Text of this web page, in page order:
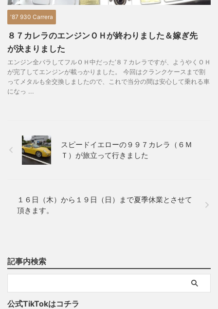
'87 930 Carrera
８７カレラのエンジンＯＨが終わりました＆嫁ぎ先
が決まりました
エンジン全バラしてフルＯＨ中だった’８７カレラですが、ようやくＯＨ
が完了してエンジンが載っかりました。 今回はクランクケースまで割
ってメタルも全交換しましたので、これで当分の間は安心して乗れる車
になっ ...
スピードイエローの９９７カレラ（６Ｍ
Ｔ）が旅立って行きました
１６日（木）から１９日（日）まで夏季休業とさせて
頂きます。
記事内検索
公式TikTokはコチラ